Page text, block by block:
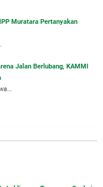
Muratara Pertanyakan
Jalan Berlubang, KAMMI